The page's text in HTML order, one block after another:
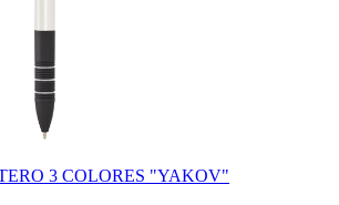
3 COLORES "YAKOV"